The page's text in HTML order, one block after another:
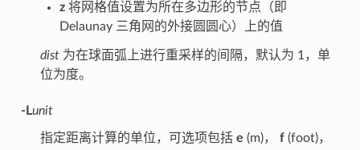
z将网格值设置为所在多边形的节点（即
Delaunay 三角网的外接圆圆心）上的值
dist为在球面弧上进行重采样的间隔，默认为 1，单
位为度。
-Lunit
指定距离计算的单位，可选项包括 e (m)， f(foot)，